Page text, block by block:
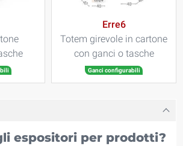
Erre6
Totem girevole in cartone
con ganci o tasche
Ganci configurabili
espositori per prodotti?